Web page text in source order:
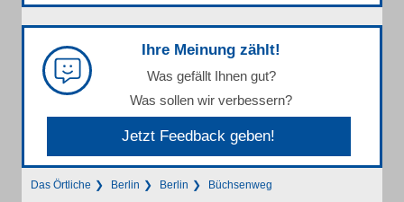
Ihre Meinung zählt!
Was gefällt Ihnen gut?
Was sollen wir verbessern?
Jetzt Feedback geben!
Das Örtliche Berlin Berlin Büchsenweg